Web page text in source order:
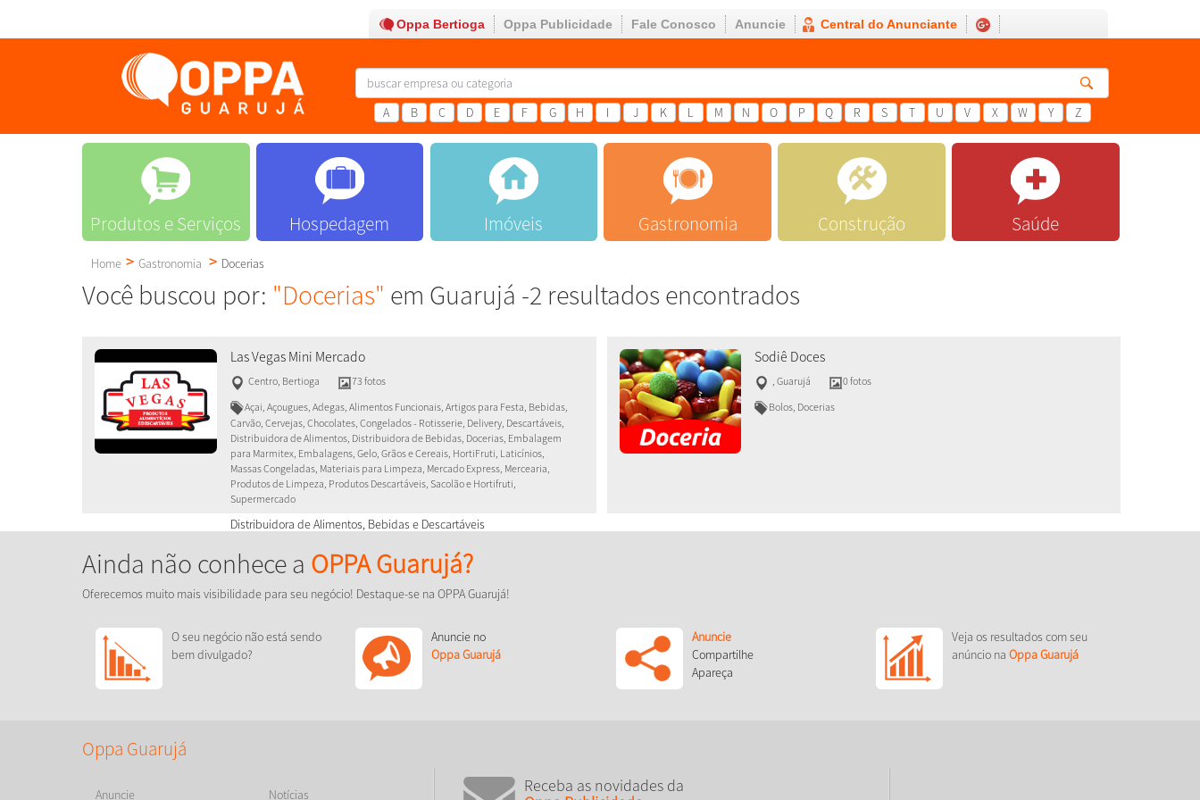
Oppa Bertioga Oppa Publicidade Fale Conosco Anuncie Central do Anunciante
A B C D E F G H I J K L M N O P Q R S T U V X W Y Z
Produtos e Serviços Hospedagem Imóveis Gastronomia Construção Saúde
Home Gastronomia Docerias
Você buscou por: "Docerias" em Guarujá -2 resultados encontrados
Las Vegas Mini Mercado
Centro, Bertioga
73 fotos
Açai, Açougues, Adegas, Alimentos Funcionais, Artigos para Festa, Bebidas,
Carvão, Cervejas, Chocolates, Congelados - Rotisserie, Delivery, Descartáveis,
Distribuidora de Alimentos, Distribuidora de Bebidas, Docerias, Embalagem
para Marmitex, Embalagens, Gelo, Grãos e Cereais, HortiFruti, Laticínios,
Massas Congeladas, Materiais para Limpeza, Mercado Express, Mercearia,
Produtos de Limpeza, Produtos Descartáveis, Sacolão e Hortifruti,
Supermercado
Distribuidora de Alimentos, Bebidas e Descartáveis
Sodiê Doces
,Guarujá
0 fotos
Bolos, Docerias
Ainda não conhece a OPPA Guarujá?
Oferecemos muito mais visibilidade para seu negócio! Destaque-se na OPPA Guarujá!
O seu negócio não está sendo
bem divulgado?
Anuncie no
Oppa Guarujá
Anuncie
Compartilhe
Apareça
Veja os resultados com seu
anúncio na Oppa Guarujá
Oppa Guarujá
Anuncie Notícias
Receba as novidades da